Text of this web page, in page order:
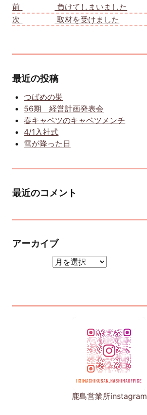
前
負けてしまいました
次
取材を受けました
最近の投稿
つばめの巣
56期 経営計画発表会
春キャベツのキャベツメンチ
4/1入社式
雪が降った日
最近のコメント
アーカイブ
鹿島営業所instagram